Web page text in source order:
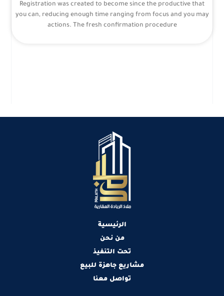
Registration was created to become since the productive that
you can, reducing enough time ranging from focus and you may
actions. The fresh confirmation procedure
الرئيسية
من نحن
تحت التنفيذ
مشاريع جاهزة للبيع
تواصل معنا